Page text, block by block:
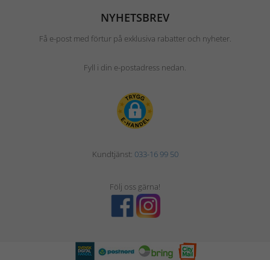
NYHETSBREV
Få e-post med förtur på exklusiva rabatter och nyheter.
Fyll i din e-postadress nedan.
Kundtjänst: 033-16 99 50
Följ oss gärna!